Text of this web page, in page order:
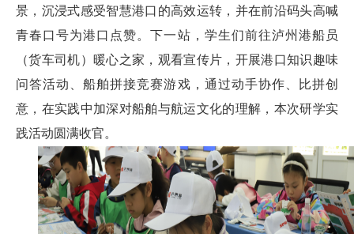
景，沉浸式感受智慧港口的高效运转，并在前沿码头高喊
青春口号为港口点赞。下一站，学生们前往泸州港船员
（货车司机）暖心之家，观看宣传片，开展港口知识趣味
问答活动、船舶拼接竞赛游戏，通过动手协作、比拼创
意，在实践中加深对船舶与航运文化的理解，本次研学实
践活动圆满收官。